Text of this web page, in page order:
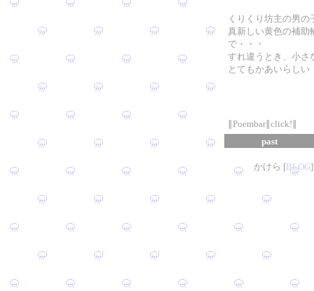
くりくり坊主の男の
真新しい黄色の補助
で・・・
すれ違うとき、小さ
とてもかあいらしい
∥Poembar∥click!∥
past
かけら [BLOG